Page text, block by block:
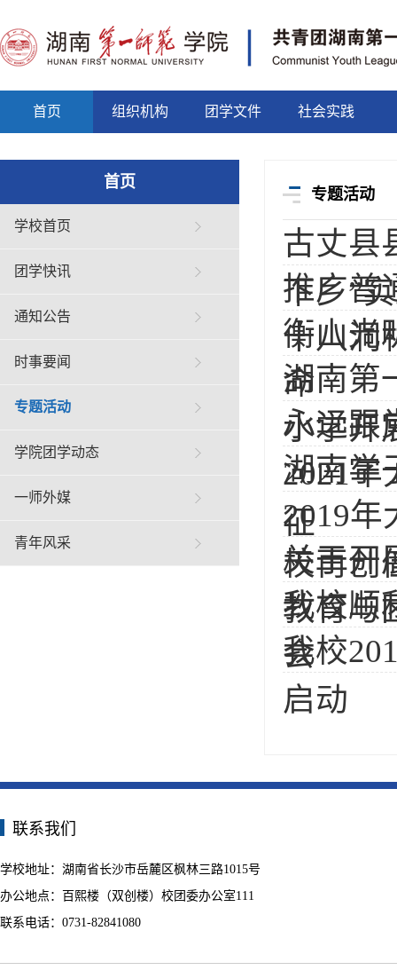
首页 组织机构 团学文件 社会实践
首页
学校首页
团学快讯
通知公告
时事要闻
专题活动
学院团学动态
一师外媒
青年风采
专题活动
古丈县
下乡”
推广普
十八洞
衡山光
命
湖南第
小学开
永远跟
2021年
征
湖南学
2019年
校再创
关于开
教育与
我校顺
会
我校
启动
联系我们
学校地址：湖南省长沙市岳麓区枫林三路1015号
办公地点：百熙楼（双创楼）校团委办公室111
联系电话：0731-82841080